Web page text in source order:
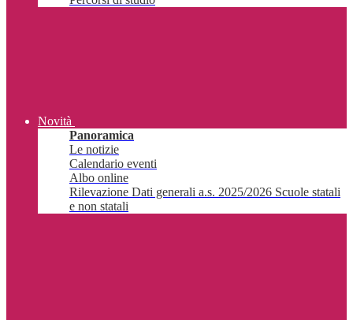
Novità
Panoramica
Le notizie
Calendario eventi
Albo online
Rilevazione Dati generali a.s. 2025/2026 Scuole statali
e non statali